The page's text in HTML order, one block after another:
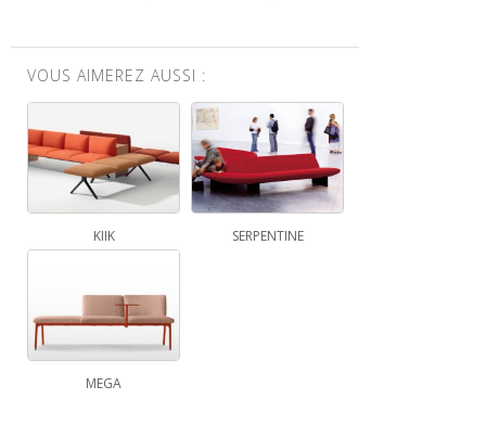
VOUS AIMEREZ AUSSI :
KIIK SERPENTINE
MEGA